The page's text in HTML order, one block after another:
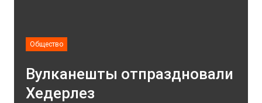
Общество
Вулканешты отпраздновали
Хедерлез